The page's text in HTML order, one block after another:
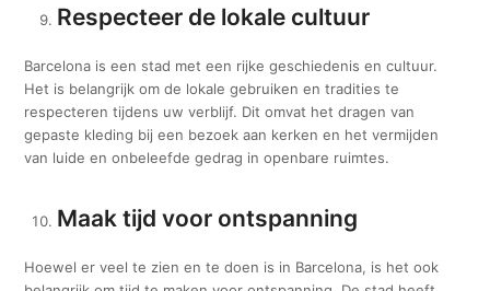
Respecteer de lokale cultuur
Barcelona is een stad met een rijke geschiedenis en cultuur.
Het is belangrijk om de lokale gebruiken en tradities te
respecteren tijdens uw verblijf. Dit omvat het dragen van
gepaste kleding bij een bezoek aan kerken en het vermijden
van luide en onbeleefde gedrag in openbare ruimtes.
Maak tijd voor ontspanning
Hoewel er veel te zien en te doen is in Barcelona, is het ook